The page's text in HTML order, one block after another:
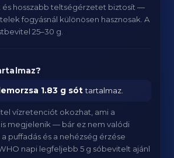
és hosszabb teltségérzetet biztosít —
fogyásnál különösen hasznosak. A
25–30 g.
1.83 g sóttartalmaz.
vízretenciót okozhat, ami a
megjelenik — bár ez nem valódi
puffadás és a nehézség érzése
napi legfeljebb 5 g sóbevitelt ajánl